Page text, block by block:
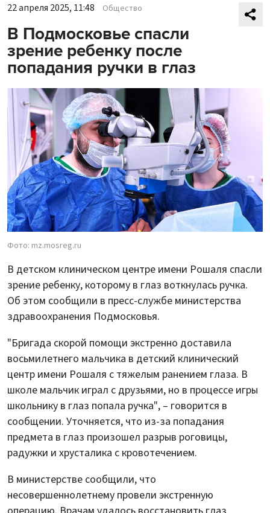
22 апреля 2025, 11:48 Общество
В Подмосковье спасли
зрение ребенку после
попадания ручки в глаз
Фото: mz.mosreg.ru
В детском клиническом центре имени Рошаля спасли
зрение ребенку, которому в глаз воткнулась ручка.
Об этом сообщили в пресс-службе министерства
здравоохранения Подмосковья.
"Бригада скорой помощи экстренно доставила
восьмилетнего мальчика в детский клинический
центр имени Рошаля с тяжелым ранением глаза. В
школе мальчик играл с друзьями, но в процессе игры
школьнику в глаз попала ручка", – говорится в
сообщении. Уточняется, что из-за попадания
предмета в глаз произошел разрыв роговицы,
радужки и хрусталика с кровотечением.
В министерстве сообщили, что
несовершеннолетнему провели экстренную